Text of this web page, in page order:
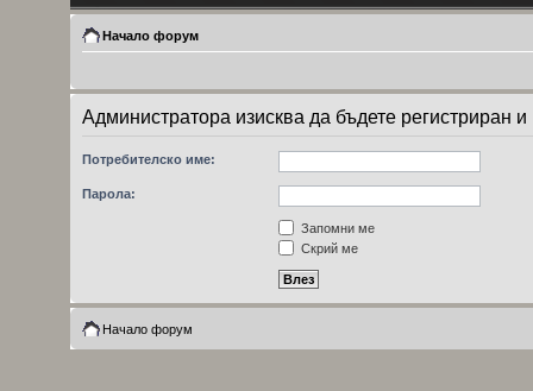
Начало форум
Администратора изисква да бъдете регистриран
Потребителско име:
Парола:
Запомни ме
Скрий ме
Начало форум